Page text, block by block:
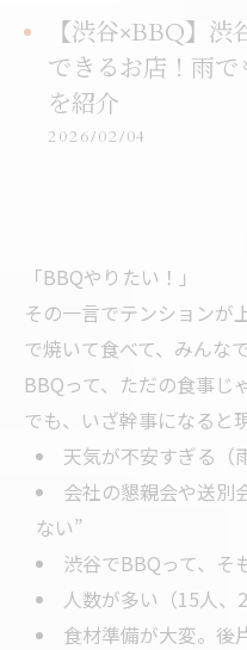
【渋谷×BBQ】
できるお店！雨
を紹介
2026/02/04
「BBQやりたい！」
その一言でテンションが
で焼いて食べて、みん
BBQって、ただの食事じ
でも、いざ幹事になると
天気が不安すぎる（
会社の懇親会や送別
ない”
渋谷でBBQって、そ
人数が多い（15人、
食材準備が大変。後